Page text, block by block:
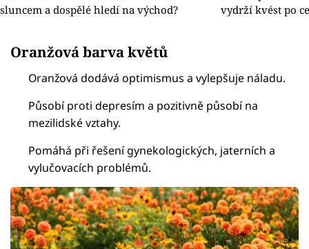
sluncem a dospělé hledí na východ?
vydrží kvést po
Oranžová barva květů
Oranžová dodává optimismus a vylepšuje náladu.
Působí proti depresím a pozitivně působí na
mezilidské vztahy.
Pomáhá při řešení gynekologických, jaterních a
vylučovacích problémů.